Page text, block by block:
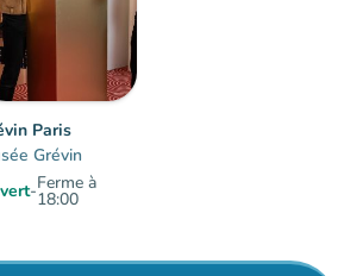
Paris
Grévin
-Ferme à
18:00